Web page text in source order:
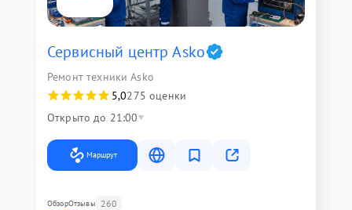
Сервисный центр Asko
Ремонт техники Asko
5,0275 оценки
Открыто до 21:00
Маршрут
ОбзорОтзывы 260